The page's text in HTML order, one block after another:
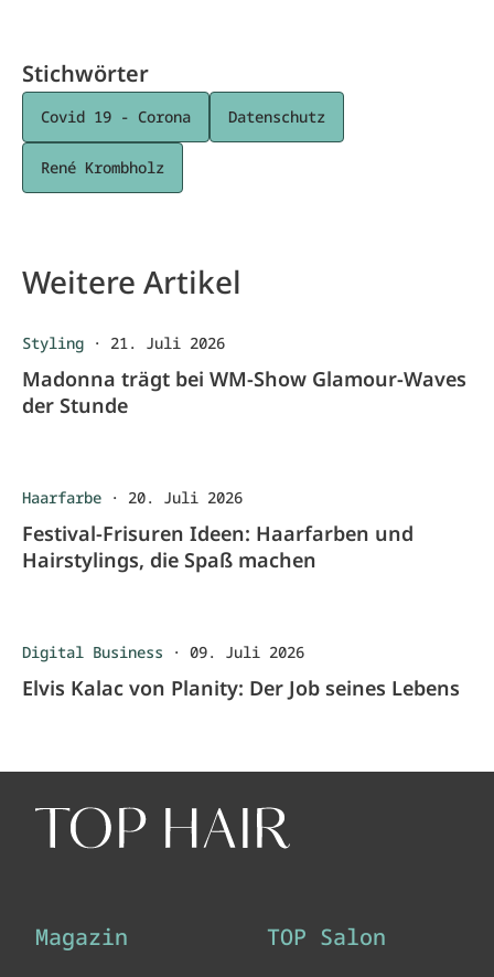
Stichwörter
Covid 19 - Corona Datenschutz
René Krombholz
Weitere Artikel
Styling · 21. Juli 2026
Madonna trägt bei WM-Show Glamour-Waves
der Stunde
Haarfarbe · 20. Juli 2026
Festival-Frisuren Ideen: Haarfarben und
Hairstylings, die Spaß machen
Digital Business · 09. Juli 2026
Elvis Kalac von Planity: Der Job seines Lebens
Magazin TOP Salon